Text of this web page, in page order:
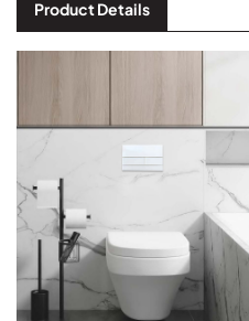
Product Details